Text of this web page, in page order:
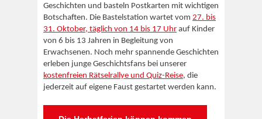
Geschichten und basteln Postkarten mit wichtigen
Botschaften. Die Bastelstation wartet vom 27. bis
31. Oktober, täglich von 14 bis 17 Uhr auf Kinder
von 6 bis 13 Jahren in Begleitung von
Erwachsenen. Noch mehr spannende Geschichten
erleben junge Geschichtsfans bei unserer
kostenfreien Rätselrallye und Quiz-Reise, die
jederzeit auf eigene Faust gestartet werden kann.